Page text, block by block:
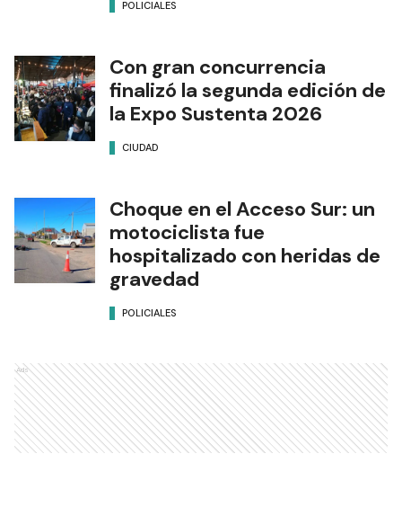
POLICIALES
Con gran concurrencia
finalizó la segunda edición de
la Expo Sustenta 2026
CIUDAD
Choque en el Acceso Sur: un
motociclista fue
hospitalizado con heridas de
gravedad
POLICIALES
Ads